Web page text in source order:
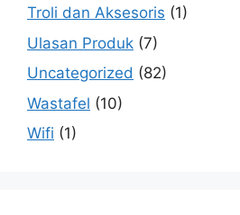
Troli dan Aksesoris (1)
Ulasan Produk (7)
Uncategorized (82)
Wastafel (10)
Wifi (1)